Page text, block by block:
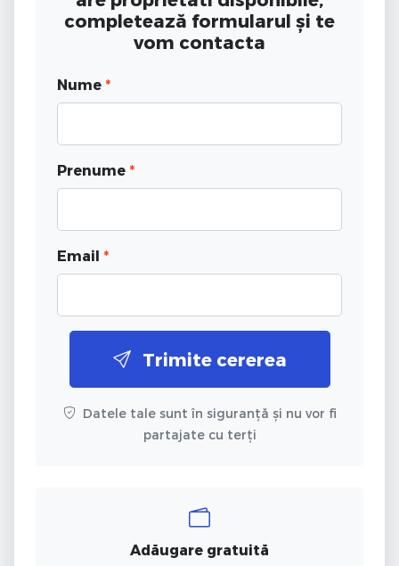
completează formularul și te
vom contacta
Nume *
Prenume *
Email *
Trimite cererea
Datele tale sunt în siguranță și nu vor fi
partajate cu terți
Adăugare gratuită